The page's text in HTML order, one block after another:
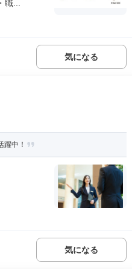
...
気になる
中！
気になる